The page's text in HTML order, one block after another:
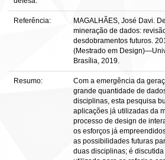
Referência:
MAGALHÃES, José Davi.
mineração de dados:
desdobramentos futuros.
(Mestrado em
Brasília, 2019.
Resumo:
Com a emergência da
grande quantidade de
disciplinas, esta pesquisa
aplicações já utilizadas da
processo de design de
os esforços já
as possibilidades futuras
duas disciplinas; é